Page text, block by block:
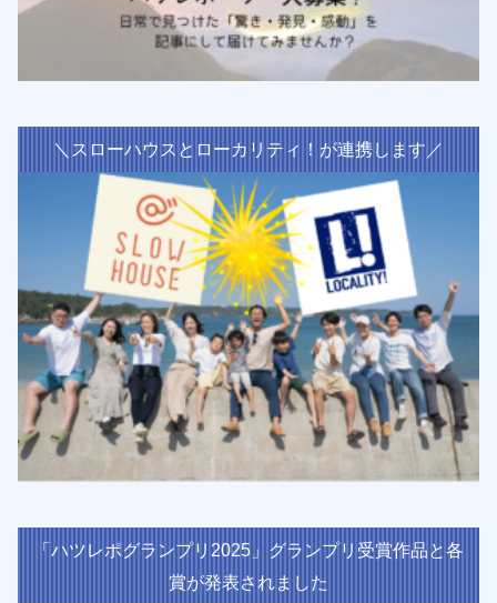
＼スローハウスとローカリティ！が連携します／
「ハツレポグランプリ2025」グランプリ受賞作品と各
賞が発表されました